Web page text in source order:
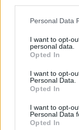
Personal Data
I want to opt-
personal data.
Opted In
I want to opt-
Personal Data.
Opted In
I want to opt-
Personal Data
Opted In
Esim for Global|
for Turkey|Esim
for Asia|Esim for